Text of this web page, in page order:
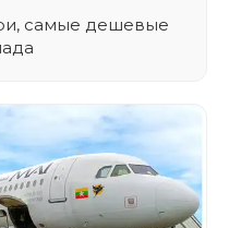
самые дешевые